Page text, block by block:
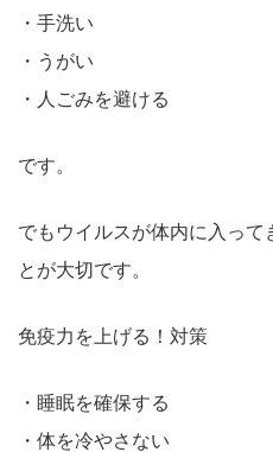
・手洗い
・うがい
・人ごみを避ける
です。
でもウイルスが体内に入って
とが大切です。
免疫力を上げる！対策
・睡眠を確保する
・体を冷やさない